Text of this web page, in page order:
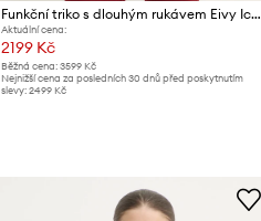
Funkční triko s dlouhým rukávem Eivy Icecold Wool
Aktuální cena:
2199 Kč
Běžná cena: 3599 Kč
Nejnižší cena za posledních 30 dnů před poskytnutím
slevy: 2499 Kč